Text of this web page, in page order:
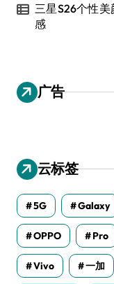
三星S26个性
感
广告
云标签
5G Galaxy
OPPO Pro
Vivo 一加